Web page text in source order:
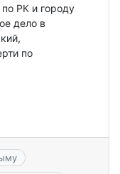
РК и городу
дело в
по